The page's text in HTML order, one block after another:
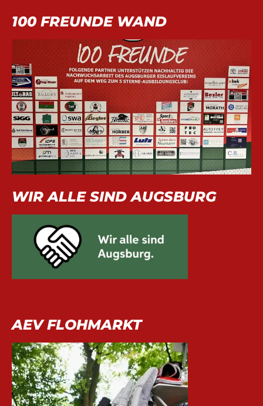
100 FREUNDE WAND
WIR ALLE SIND AUGSBURG
AEV FLOHMARKT